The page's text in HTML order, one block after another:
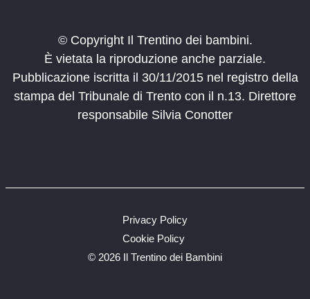
© Copyright Il Trentino dei bambini.
È vietata la riproduzione anche parziale.
Pubblicazione iscritta il 30/11/2015 nel registro della
stampa del Tribunale di Trento con il n.13. Direttore
responsabile Silvia Conotter
© 2026 Il Trentino dei Bambini
Privacy Policy
Cookie Policy